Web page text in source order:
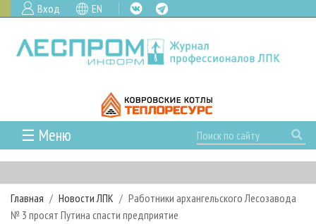
Вход EN
☰ Меню
ГЛАВНАЯ
РУБРИКИ И ТЕМЫ
РУБРИКИ ЖУРНАЛА
НОВОСТИ
Главная Новости ЛПК
Работники архангельского Лесозавода
№ 3 просят Путина спасти предприятие